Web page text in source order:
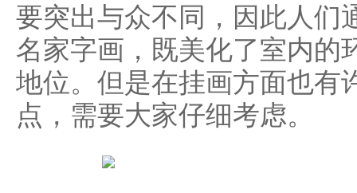
要突出与众不同，因此人们
名家字画，既美化了室内的
地位。但是在挂画方面也有
点，需要大家仔细考虑。